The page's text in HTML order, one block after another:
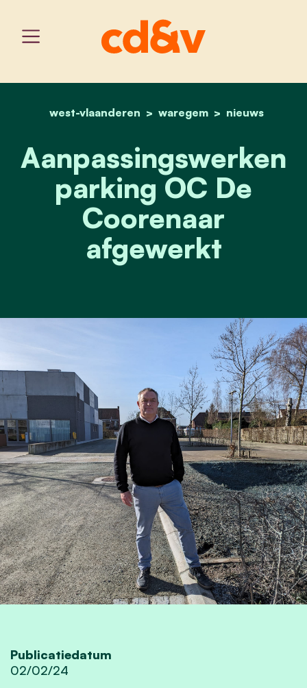
home
west-vlaanderen waregem nieuws
aanpassingswerken
Aanpassingswerken
parking OC De
Coorenaar
afgewerkt
Publicatiedatum
02/02/24